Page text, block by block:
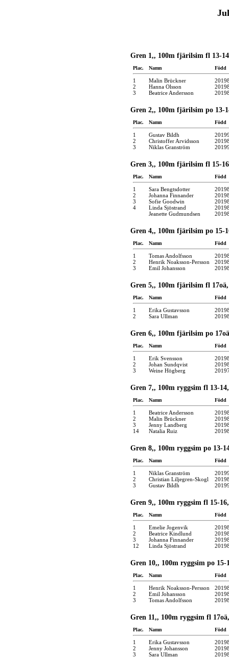
Gren 1,, 100m fjärilsim fl 13-
Plac. Namn Född
1 Malin Brückner
2
Hanna Olsson
3
Beatrice Andersson
Gren 2,, 100m fjärilsim po 13-
Plac. Namn Född
1 Gustav Bildh
2
Christoffer Arvidsson
3
Niklas Granström
Gren 3,, 100m fjärilsim fl 15-
Plac. Namn Född
1 Sara Bengtsdotter
2
Johanna Finnander
3
Sofie Goodwin
4
Linda Sjöstrand
Jeanette Gudmundsen
Gren 4,, 100m fjärilsim po 15-
Plac. Namn Född
1 Tomas Andolfsson
2
Henrik Noaksson-Persson
3
Emil Johansson
Gren 5,, 100m fjärilsim fl
Plac. Namn Född
1 Erika Gustavsson
2
Sara Ullman
Gren 6,, 100m fjärilsim po
Plac. Namn Född
1 Erik Svensson
2
Johan Sundqvist
3
Weine Högberg
Gren 7,, 100m ryggsim fl 13-
Plac. Namn Född
1 Beatrice Andersson
2
Malin Brückner
3
Jenny Landberg
14
Natalia Ruiz
Gren 8,, 100m ryggsim po 13-
Plac. Namn Född
1 Niklas Granström
2
Christian Liljegren-Skogl
3
Gustav Bildh
Gren 9,, 100m ryggsim fl 15-
Plac. Namn Född
1 Emelie Jogenvik
2
Beatrice Kindlund
3
Johanna Finnander
12
Linda Sjöstrand
Gren 10,, 100m ryggsim po
Plac. Namn Född
1 Henrik Noaksson-Persson
2
Emil Johansson
3
Tomas Andolfsson
Gren 11,, 100m ryggsim fl
Plac. Namn Född
1 Erika Gustavsson
2
Jenny Johansson
3
Sara Ullman